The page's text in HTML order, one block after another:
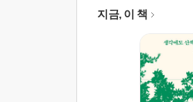
지금, 이 책